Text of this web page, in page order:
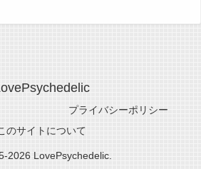
プライバシーポリシー
のサイトについて
2026 LovePsychedelic.